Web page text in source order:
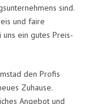
sind.
und faire
uns ein gutes Preis-
den Profis
Zuhause.
Angebot und